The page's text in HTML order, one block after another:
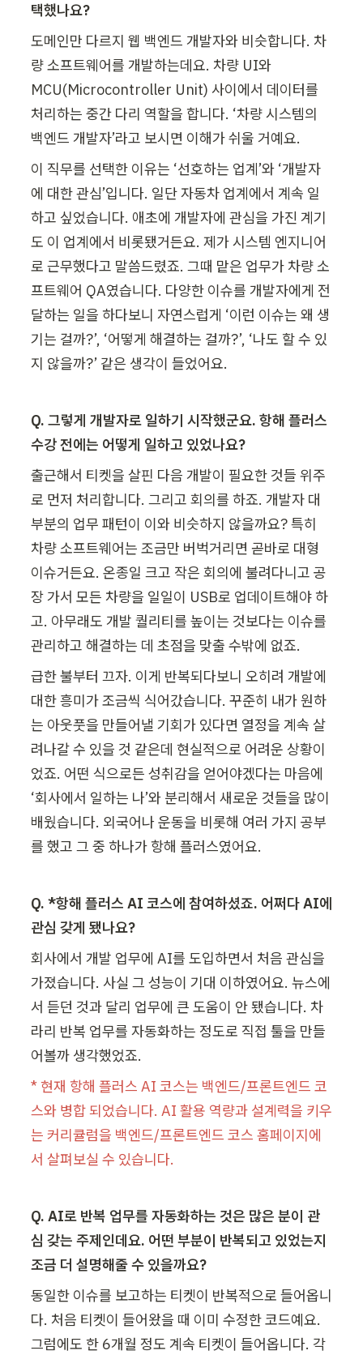
택했나요?
도메인만 다르지 웹 백엔드 개발자와 비슷합니다. 차
량 소프트웨어를 개발하는데요. 차량 UI와
MCU(Microcontroller Unit) 사이에서 데이터를
처리하는 중간 다리 역할을 합니다. ‘차량 시스템의
백엔드 개발자’라고 보시면 이해가 쉬울 거예요.
이 직무를 선택한 이유는 ‘선호하는 업계’와 ‘개발자
에 대한 관심’입니다. 일단 자동차 업계에서 계속 일
하고 싶었습니다. 애초에 개발자에 관심을 가진 계기
도 이 업계에서 비롯됐거든요. 제가 시스템 엔지니어
로 근무했다고 말씀드렸죠. 그때 맡은 업무가 차량 소
프트웨어 QA였습니다. 다양한 이슈를 개발자에게 전
달하는 일을 하다보니 자연스럽게 ‘이런 이슈는 왜 생
기는 걸까?’, ‘어떻게 해결하는 걸까?’, ‘나도 할 수 있
지 않을까?’ 같은 생각이 들었어요.
Q. 그렇게 개발자로 일하기 시작했군요. 항해 플러스
수강 전에는 어떻게 일하고 있었나요?
출근해서 티켓을 살핀 다음 개발이 필요한 것들 위주
로 먼저 처리합니다. 그리고 회의를 하죠. 개발자 대
부분의 업무 패턴이 이와 비슷하지 않을까요? 특히
차량 소프트웨어는 조금만 버벅거리면 곧바로 대형
이슈거든요. 온종일 크고 작은 회의에 불려다니고 공
장 가서 모든 차량을 일일이 USB로 업데이트해야 하
고. 아무래도 개발 퀄리티를 높이는 것보다는 이슈를
관리하고 해결하는 데 초점을 맞출 수밖에 없죠.
급한 불부터 끄자. 이게 반복되다보니 오히려 개발에
대한 흥미가 조금씩 식어갔습니다. 꾸준히 내가 원하
는 아웃풋을 만들어낼 기회가 있다면 열정을 계속 살
려나갈 수 있을 것 같은데 현실적으로 어려운 상황이
었죠. 어떤 식으로든 성취감을 얻어야겠다는 마음에
‘회사에서 일하는 나’와 분리해서 새로운 것들을 많이
배웠습니다. 외국어나 운동을 비롯해 여러 가지 공부
를 했고 그 중 하나가 항해 플러스였어요.
Q. *항해 플러스 AI 코스에 참여하셨죠. 어쩌다 AI에
관심 갖게 됐나요?
회사에서 개발 업무에 AI를 도입하면서 처음 관심을
가졌습니다. 사실 그 성능이 기대 이하였어요. 뉴스에
서 듣던 것과 달리 업무에 큰 도움이 안 됐습니다. 차
라리 반복 업무를 자동화하는 정도로 직접 툴을 만들
어볼까 생각했었죠.
* 현재 항해 플러스 AI 코스는 백엔드/프론트엔드 코
스와 병합 되었습니다. AI 활용 역량과 설계력을 키우
는 커리큘럼을 백엔드/프론트엔드 코스 홈페이지에
서 살펴보실 수 있습니다.
Q. AI로 반복 업무를 자동화하는 것은 많은 분이 관
심 갖는 주제인데요. 어떤 부분이 반복되고 있었는지
조금 더 설명해줄 수 있을까요?
동일한 이슈를 보고하는 티켓이 반복적으로 들어옵니
다. 처음 티켓이 들어왔을 때 이미 수정한 코드예요.
그럼에도 한 6개월 정도 계속 티켓이 들어옵니다. 각